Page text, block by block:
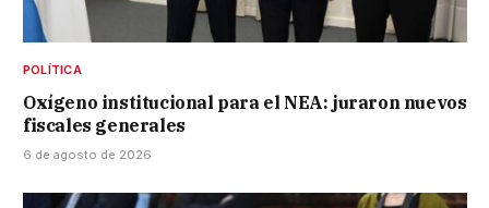
POLÍTICA
Oxígeno institucional para el NEA: juraron nuevos
fiscales generales
6 de agosto de 2026